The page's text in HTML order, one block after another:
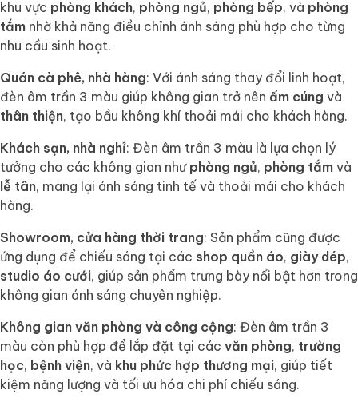
khu vực phòng khách, phòng ngủ, phòng bếp, và phòng
tắm nhờ khả năng điều chỉnh ánh sáng phù hợp cho từng
nhu cầu sinh hoạt.
Quán cà phê, nhà hàng: Với ánh sáng thay đổi linh hoạt,
đèn âm trần 3 màu giúp không gian trở nên ấm cúng và
thân thiện, tạo bầu không khí thoải mái cho khách hàng.
Khách sạn, nhà nghỉ: Đèn âm trần 3 màu là lựa chọn lý
tưởng cho các không gian như phòng ngủ, phòng tắm và
lễ tân, mang lại ánh sáng tinh tế và thoải mái cho khách
hàng.
Showroom, cửa hàng thời trang: Sản phẩm cũng được
ứng dụng để chiếu sáng tại các shop quần áo, giày dép,
studio áo cưới, giúp sản phẩm trưng bày nổi bật hơn trong
không gian ánh sáng chuyên nghiệp.
Không gian văn phòng và công cộng: Đèn âm trần 3
màu còn phù hợp để lắp đặt tại các văn phòng, trường
học, bệnh viện, và khu phức hợp thương mại, giúp tiết
kiệm năng lượng và tối ưu hóa chi phí chiếu sáng.